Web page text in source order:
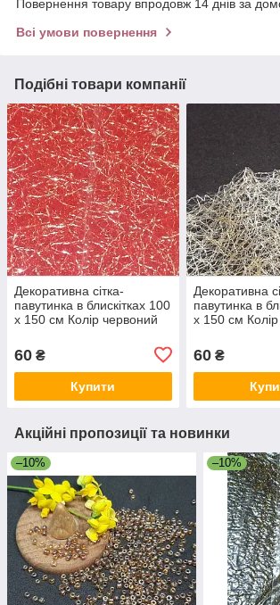
Повернення товару впродовж 14 днів за
Всі умови повернення
Подібні товари компанії
Декоративна сітка-
павутинка в блискітках 100
х 150 см Колір червоний
60 ₴
Купити
Декоративна
павутинка в
х 150 см Колір
60₴
Акційні пропозиції та новинки
–10% –10%